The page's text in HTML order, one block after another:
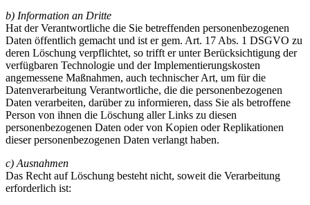
b) Information an Dritte
Hat der Verantwortliche die Sie betreffenden personenbezogenen
Daten öffentlich gemacht und ist er gem. Art. 17 Abs. 1 DSGVO zu
deren Löschung verpflichtet, so trifft er unter Berücksichtigung der
verfügbaren Technologie und der Implementierungskosten
angemessene Maßnahmen, auch technischer Art, um für die
Datenverarbeitung Verantwortliche, die die personenbezogenen
Daten verarbeiten, darüber zu informieren, dass Sie als betroffene
Person von ihnen die Löschung aller Links zu diesen
personenbezogenen Daten oder von Kopien oder Replikationen
dieser personenbezogenen Daten verlangt haben.
c) Ausnahmen
Das Recht auf Löschung besteht nicht, soweit die Verarbeitung
erforderlich ist: